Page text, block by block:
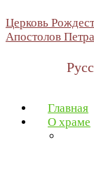
Церковь
Апостолов
Главная
О храме